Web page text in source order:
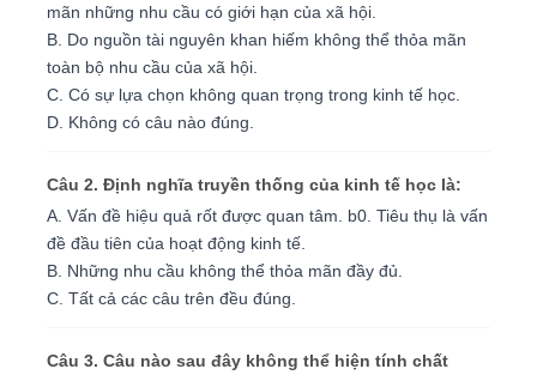
mãn những nhu cầu có giới hạn của xã hội.
B. Do nguồn tài nguyên khan hiếm không thể thỏa mãn
toàn bộ nhu cầu của xã hội.
C. Có sự lựa chọn không quan trọng trong kinh tế học.
D. Không có câu nào đúng.
Câu 2. Định nghĩa truyền thống của kinh tế học là:
A. Vấn đề hiệu quả rốt được quan tâm. b0. Tiêu thụ là vấn
đề đầu tiên của hoạt động kinh tế.
B. Những nhu cầu không thể thỏa mãn đầy đủ.
C. Tất cả các câu trên đều đúng.
Câu 3. Câu nào sau đây không thể hiện tính chất